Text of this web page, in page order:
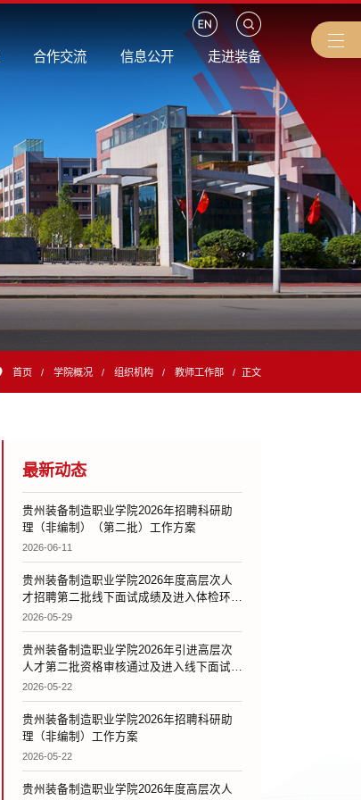
合作交流 信息公开 走进装备
首页 / 学院概况 / 组织机构 / 教师工作部 / 正文
最新动态
贵州装备制造职业学院2026年招聘科研助
理（非编制）（第二批）工作方案
2026-06-11
贵州装备制造职业学院2026年度高层次人
才招聘第二批线下面试成绩及进入体检环节
人员名单公告
2026-05-29
贵州装备制造职业学院2026年引进高层次
人才第二批资格审核通过及进入线下面试考
核人员公告
2026-05-22
贵州装备制造职业学院2026年招聘科研助
理（非编制）工作方案
2026-05-22
贵州装备制造职业学院2026年度高层次人